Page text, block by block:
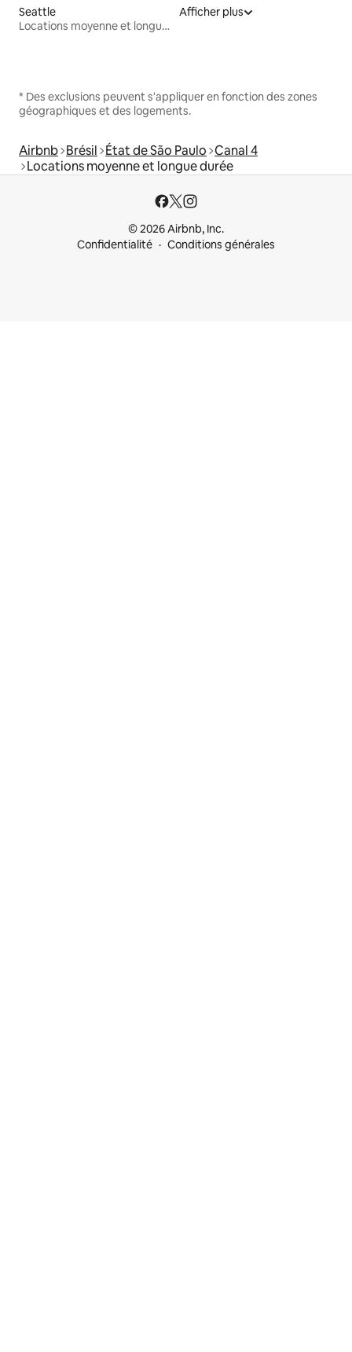
Seattle
Locations moyenne et longue durée
Afficher plus
* Des exclusions peuvent s'appliquer en fonction des zones
géographiques et des logements.
Airbnb Brésil État de São Paulo Canal 4
Locations moyenne et longue durée
© 2026 Airbnb, Inc.
Confidentialité
Conditions générales